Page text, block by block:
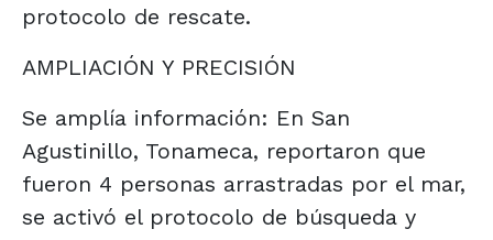
protocolo de rescate.
AMPLIACIÓN Y PRECISIÓN
Se amplía información: En San
Agustinillo, Tonameca, reportaron que
fueron 4 personas arrastradas por el mar,
se activó el protocolo de búsqueda y